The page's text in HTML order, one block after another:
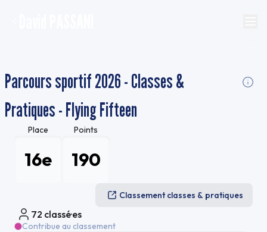
Parcours sportif 2026 - Classes &
Pratiques - Flying Fifteen
Place
16e
Points
190
Classement classes & pratiques
72 classé·es
Contribue au classement